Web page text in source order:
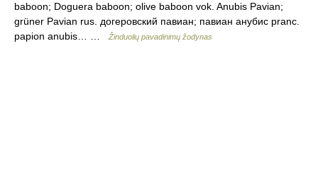
baboon; Doguera baboon; olive baboon vok. Anubis Pavian;
grüner Pavian rus. догеровский павиан; павиан анубис pranc.
papion anubis… …
Žinduolių pavadinimų žodynas